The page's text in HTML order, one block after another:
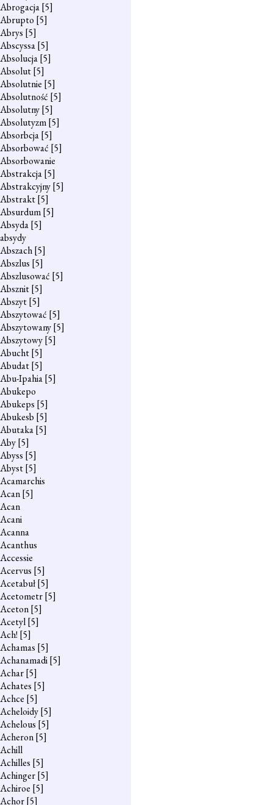
Abrogacja[5]
Abrupto [5]
Abrys [5]
Abscyssa[5]
Absolucja[5]
Absolut[5]
Absolutnie [5]
Absolutność [5]
Absolutny[5]
Absolutyzm[5]
Absorbcja[5]
Absorbować [5]
Absorbowanie
Abstrakcja[5]
Abstrakcyjny[5]
Abstrakt[5]
Absurdum[5]
Absyda[5]
absydy
Abszach[5]
Abszlus [5]
Abszlusować [5]
Absznit[5]
Abszyt[5]
Abszytować [5]
Abszytowany[5]
Abszytowy[5]
Abucht[5]
Abudat[5]
Abu-Ipahia[5]
Abukepo
Abukeps [5]
Abukesb [5]
Abutaka[5]
Aby[5]
Abyss [5]
Abyst[5]
Acamarchis
Acan[5]
Acan
Acani
Acanna
Acanthus
Accessie
Acervus [5]
Acetabuł[5]
Acetometr[5]
Aceton[5]
Acetyl[5]
Ach! [5]
Achamas [5]
Achanamadi[5]
Achar[5]
Achates [5]
Achce [5]
Acheloidy[5]
Achelous [5]
Acheron[5]
Achill
Achilles [5]
Achinger[5]
Achiroe [5]
Achor[5]